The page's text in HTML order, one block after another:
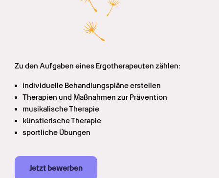
Zu den Aufgaben eines Ergotherapeuten zählen:
individuelle Behandlungspläne erstellen
Therapien und Maßnahmen zur Prävention
musikalische Therapie
künstlerische Therapie
sportliche Übungen
Jetzt bewerben